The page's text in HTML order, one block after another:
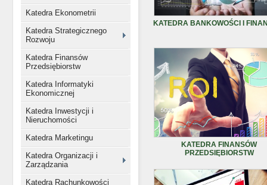
Katedra Ekonometrii
Katedra Strategicznego
Rozwoju
Katedra Finansów
Przedsiębiorstw
Katedra Informatyki
Ekonomicznej
Katedra Inwestycji i
Nieruchomości
Katedra Marketingu
Katedra Organizacji i
Zarządzania
Katedra Rachunkowości
KATEDRA BANKOWOŚCI I
KATEDRA FINANSÓW
PRZEDSIĘBIORSTW